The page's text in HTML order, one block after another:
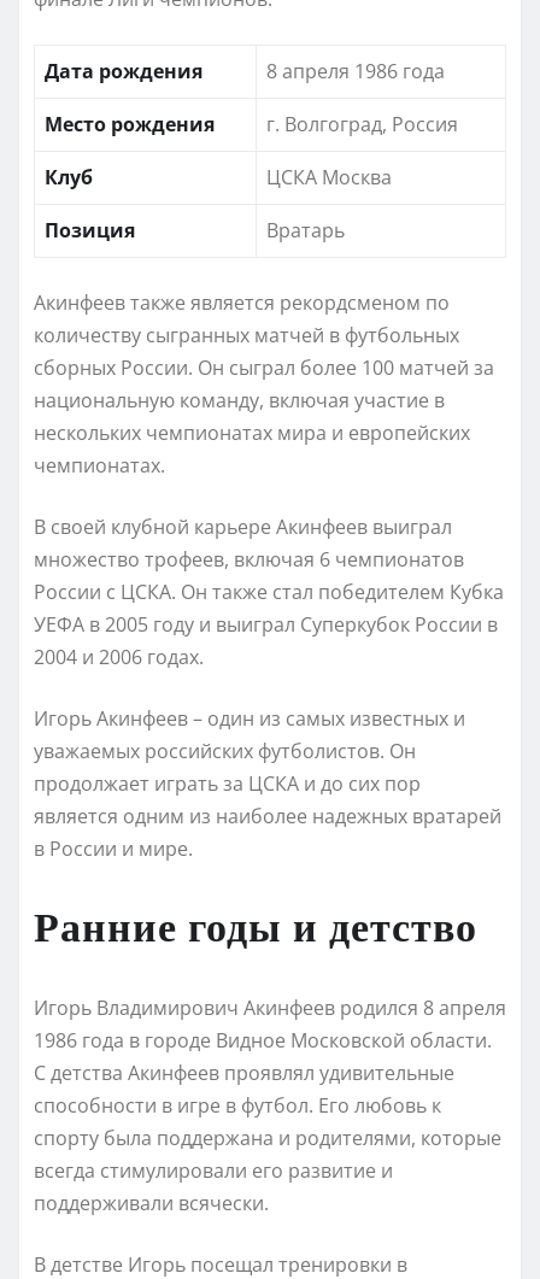
Дата рождения
8 апреля 1986 года
Место рождения
г. Волгоград, Россия
Клуб
ЦСКА Москва
Позиция
Вратарь
Акинфеев также является рекордсменом по
количеству сыгранных матчей в футбольных
сборных России. Он сыграл более 100 матчей за
национальную команду, включая участие в
нескольких чемпионатах мира и европейских
чемпионатах.
В своей клубной карьере Акинфеев выиграл
множество трофеев, включая 6 чемпионатов
России с ЦСКА. Он также стал победителем Кубка
УЕФА в 2005 году и выиграл Суперкубок России в
2004 и 2006 годах.
Игорь Акинфеев – один из самых известных и
уважаемых российских футболистов. Он
продолжает играть за ЦСКА и до сих пор
является одним из наиболее надежных вратарей
в России и мире.
Ранние годы и детство
Игорь Владимирович Акинфеев родился 8 апреля
1986 года в городе Видное Московской области.
С детства Акинфеев проявлял удивительные
способности в игре в футбол. Его любовь к
спорту была поддержана и родителями, которые
всегда стимулировали его развитие и
поддерживали всячески.
В детстве Игорь посещал тренировки в